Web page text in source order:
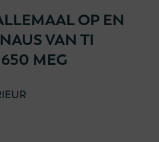
OP EN
VAN TI
MEG